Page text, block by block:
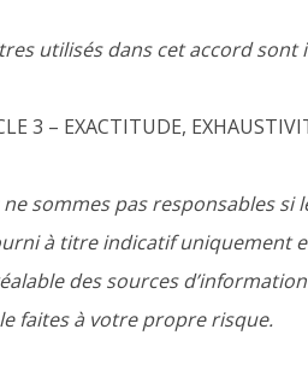
utilisés dans cet accord
3 – EXACTITUDE,
sommes pas responsables
à titre indicatif uniquement
des sources
faites à votre propre risque.